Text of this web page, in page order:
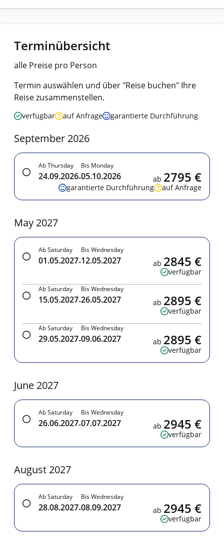
Terminübersicht
alle Preise pro Person
Termin auswählen und über "Reise buchen" Ihre
Reise zusammenstellen.
verfügbar auf Anfrage garantierte Durchführung
September 2026
Ab Thursday
24.09.2026-
Bis Monday
05.10.2026
garantierte Durchführung auf Anfrage
ab 2795 €
May 2027
Ab Saturday
01.05.2027-
Bis Wednesday
12.05.2027
verfügbar
ab 2845 €
Ab Saturday
15.05.2027-
Bis Wednesday
26.05.2027
verfügbar
ab 2895 €
Ab Saturday
29.05.2027-
Bis Wednesday
09.06.2027
verfügbar
ab 2895 €
June 2027
Ab Saturday
26.06.2027-
Bis Wednesday
07.07.2027
verfügbar
ab 2945 €
August 2027
Ab Saturday
28.08.2027-
Bis Wednesday
08.09.2027
verfügbar
ab 2945 €